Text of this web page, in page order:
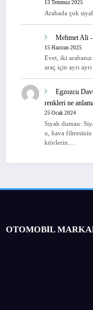
13 Temmuz 2025
Arabada çok
Mehmet Ali -
15 Haziran 2025
Evet, iki
araç için ayrı
Egzozcu
renkleri ne
25 Ocak 2024
Siyah duman:
u, hava filtresinin
ktörlerin…
OTOMOBİL